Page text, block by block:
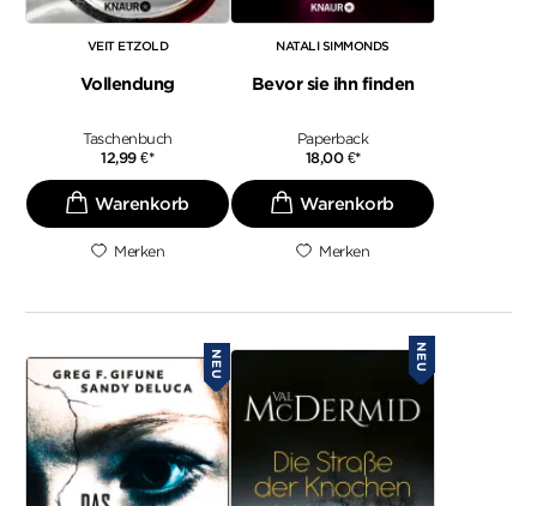
VEIT ETZOLD
Vollendung
Taschenbuch
12,99€*
Merken
NATALI SIMMONDS
Bevor sie ihn finden
Paperback
18,00 €*
Merken
NEU NEU